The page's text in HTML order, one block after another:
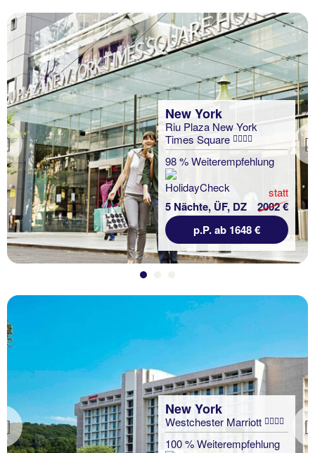
Previous
New York
Riu Plaza New York
Times Square
98 % Weiterempfehlung
5 Nächte, ÜF, DZ
statt
2002 €
p.P. ab 1648 €
Previous
New York
Westchester Marriott
100 % Weiterempfehlung